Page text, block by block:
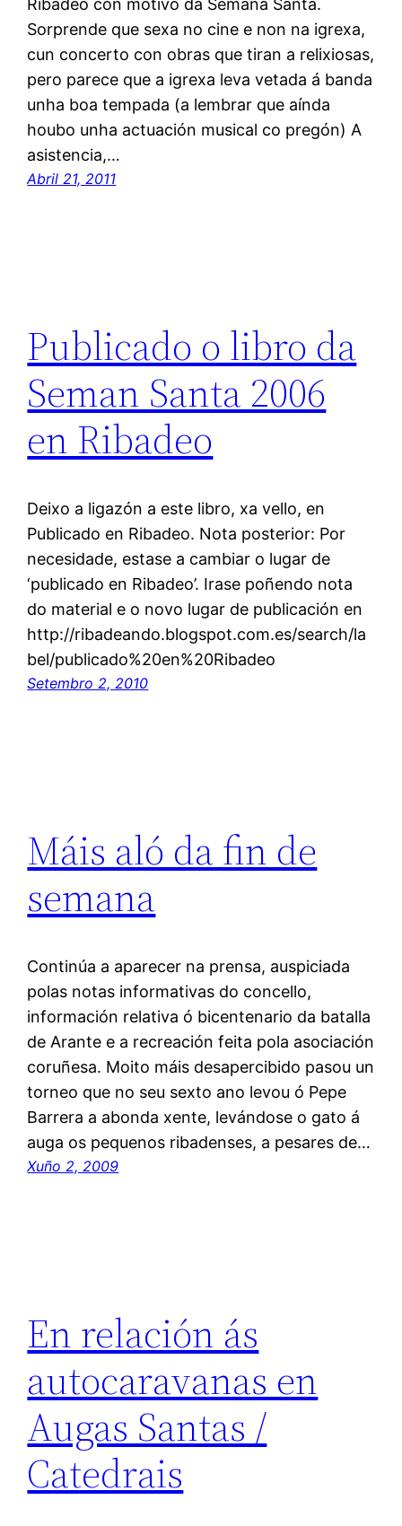
Ribadeo con motivo da Semana Santa.
Sorprende que sexa no cine e non na igrexa,
cun concerto con obras que tiran a relixiosas,
pero parece que a igrexa leva vetada á banda
unha boa tempada (a lembrar que aínda
houbo unha actuación musical co pregón) A
asistencia,…
Abril 21, 2011
Publicado o libro da
Seman Santa 2006
en Ribadeo
Deixo a ligazón a este libro, xa vello, en
Publicado en Ribadeo. Nota posterior: Por
necesidade, estase a cambiar o lugar de
‘publicado en Ribadeo’. Irase poñendo nota
do material e o novo lugar de publicación en
http://ribadeando.blogspot.com.es/search/la
bel/publicado%20en%20Ribadeo
Setembro 2, 2010
Máis aló da fin de
semana
Continúa a aparecer na prensa, auspiciada
polas notas informativas do concello,
información relativa ó bicentenario da batalla
de Arante e a recreación feita pola asociación
coruñesa. Moito máis desapercibido pasou un
torneo que no seu sexto ano levou ó Pepe
Barrera a abonda xente, levándose o gato á
auga os pequenos ribadenses, a pesares de…
Xuño 2, 2009
En relación ás
autocaravanas en
Augas Santas /
Catedrais